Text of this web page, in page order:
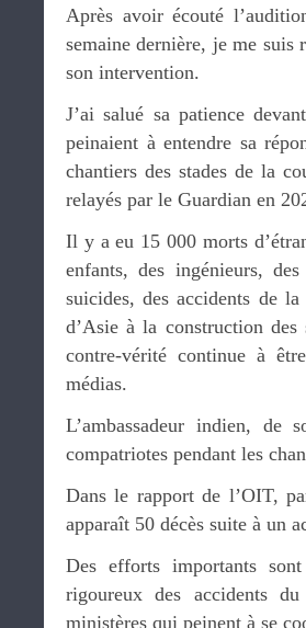
Après avoir écouté
semaine dernière, je me
son intervention.
J’ai salué sa patience
peinaient à entendre sa
chantiers des stades de la
relayés par le Guardian en
Il y a eu 15 000 morts
enfants, des ingénieurs,
suicides, des accidents de
d’Asie à la construction
contre-vérité continue à
médias.
L’ambassadeur indien, de
compatriotes pendant les
Dans le rapport de l’OIT,
apparaît 50 décès suite à un
Des efforts importants
rigoureux des accidents
ministères qui peinent à se